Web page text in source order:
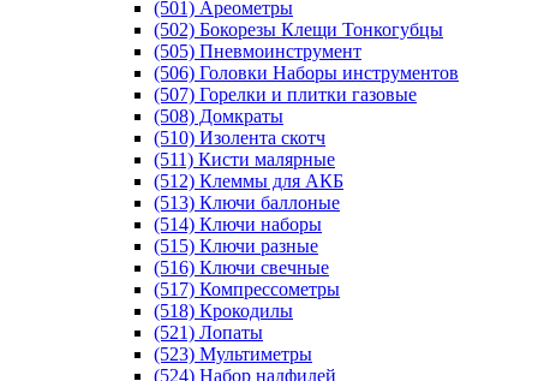
(501) Ареометры
(502) Бокорезы Клещи Тонкогубцы
(505) Пневмоинструмент
(506) Головки Наборы инструментов
(507) Горелки и плитки газовые
(508) Домкраты
(510) Изолента скотч
(511) Кисти малярные
(512) Клеммы для АКБ
(513) Ключи баллоные
(514) Ключи наборы
(515) Ключи разные
(516) Ключи свечные
(517) Компрессометры
(518) Крокодилы
(521) Лопаты
(523) Мультиметры
(524) Набор надфилей